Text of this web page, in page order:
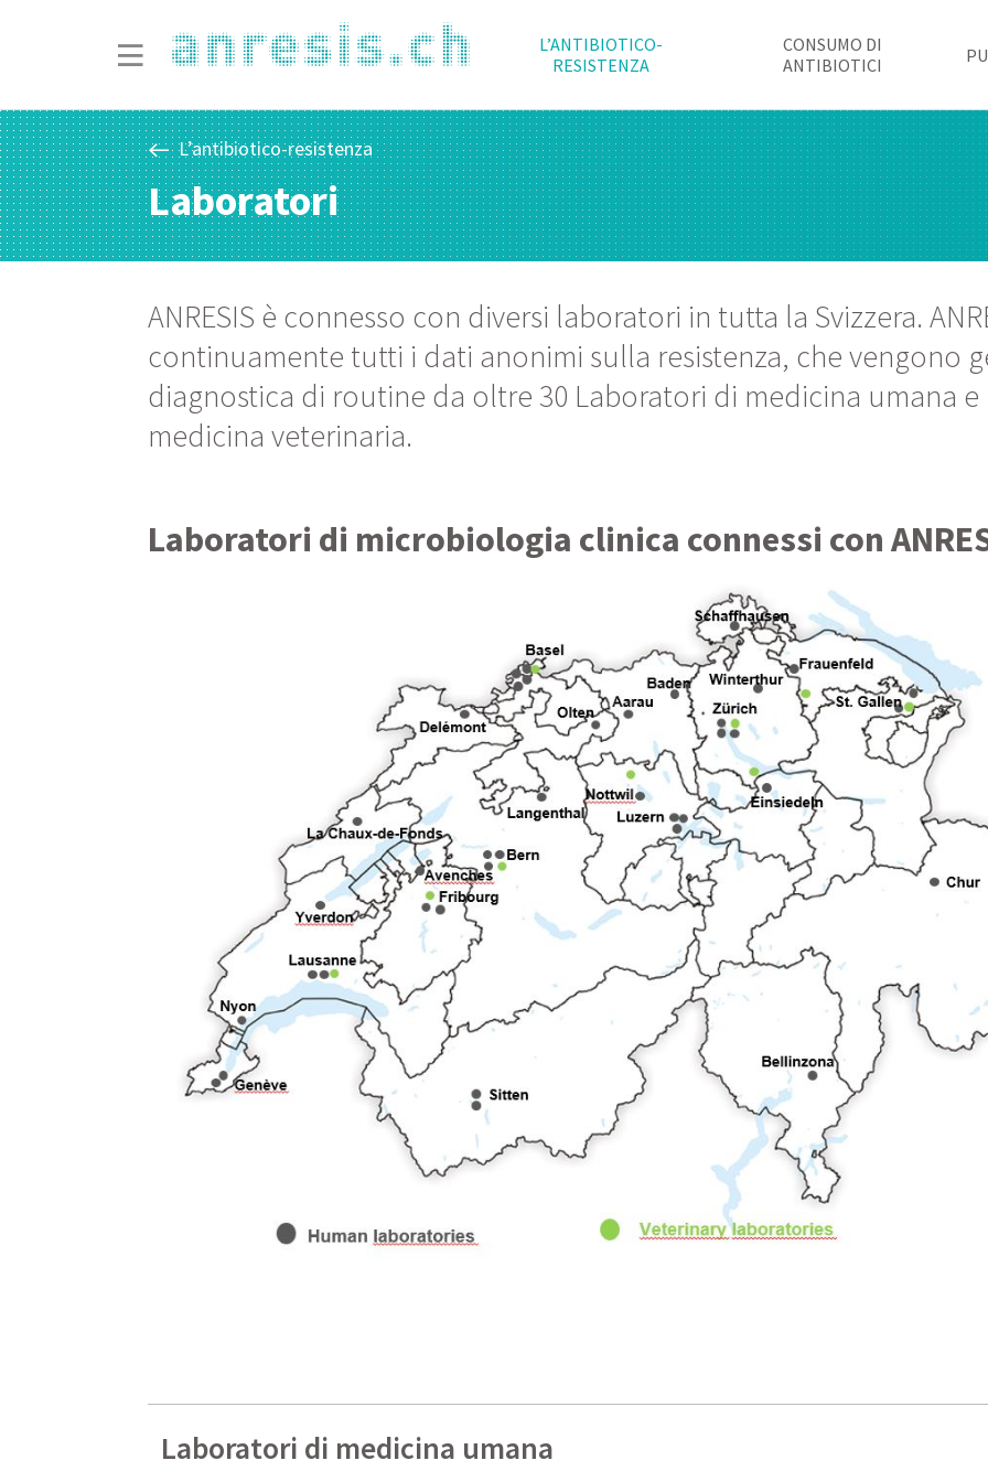
L’ANTIBIOTICO-
RESISTENZA
CONSUMO DI
ANTIBIOTICI
L’antibiotico-resistenza
Laboratori
ANRESIS è connesso con diversi laboratori in tutta la Svizzera.
continuamente tutti i dati anonimi sulla resistenza, che vengono
diagnostica di routine da oltre 30 Laboratori di medicina umana
medicina veterinaria.
Laboratori di microbiologia clinica connessi con
Laboratori di medicina umana